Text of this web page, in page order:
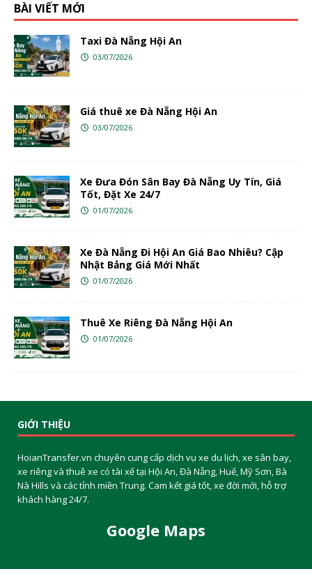
BÀI VIẾT MỚI
Taxi Đà Nẵng Hội An
03/07/2026
Giá thuê xe Đà Nẵng Hội An
03/07/2026
Xe Đưa Đón Sân Bay Đà Nẵng Uy Tín, Giá
Tốt, Đặt Xe 24/7
01/07/2026
Xe Đà Nẵng Đi Hội An Giá Bao Nhiêu? Cập
Nhật Bảng Giá Mới Nhất
01/07/2026
Thuê Xe Riêng Đà Nẵng Hội An
01/07/2026
GIỚI THIỆU
HoianTransfer.vn chuyên cung cấp dịch vụ xe du lịch, xe sân bay,
xe riêng và thuê xe có tài xế tại Hội An, Đà Nẵng, Huế, Mỹ Sơn, Bà
Nà Hills và các tỉnh miền Trung. Cam kết giá tốt, xe đời mới, hỗ trợ
khách hàng 24/7.
Google Maps